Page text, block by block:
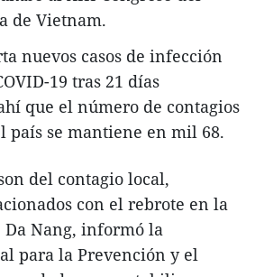
de Vietnam.
nuevos casos de infección
19 tras 21 días
que el número de contagios
país se mantiene en mil 68.
del contagio local,
con el rebrote en la
Nang, informó la
para la Prevención y el